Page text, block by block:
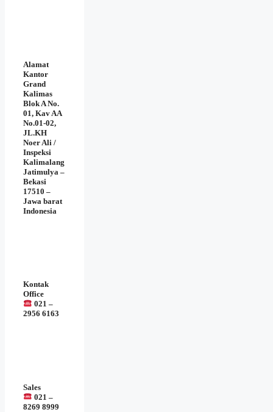
Alamat
Kantor
Grand
Kalimas
Blok A No.
01, Kav AA
No.01-02,
JL.KH
Noer Ali /
Inspeksi
Kalimalang
Jatimulya –
Bekasi
17510 –
Jawa barat
Indonesia
Kontak
Office
021 –
2956 6163
Sales
021 –
8269 8999